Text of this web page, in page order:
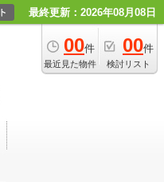
最終更新：2026年08月08日
00件
最近見た物件
00件
検討リスト